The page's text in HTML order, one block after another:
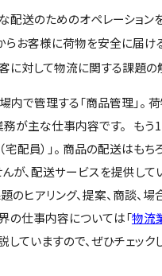
配送のためのオペレーション
らお客様に荷物を安全に届け
に対して物流に関する課題
で管理する「商品管理」。
務が主な仕事内容です。 も
宅配員）」。 商品の配送は
が、配送サービスを提供し
のヒアリング、提案、商談
の仕事内容については「物流
していますので、ぜひチェック